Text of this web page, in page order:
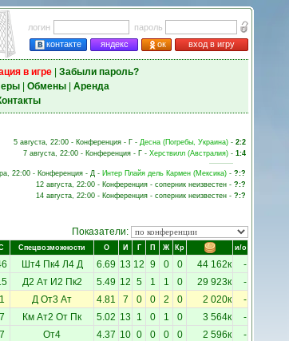
логин
пароль
контакте
яндекс ок вход в игру
в игре| Забыли пароль?
| Обмены| Аренда
5 августа, 22:00 - Конференция - Г - Десна (Погребы, Украина) - 2:2
7 августа, 22:00 - Конференция - Г - Херствилл (Австралия) - 1:4
22:00 - Конференция - Д - Интер Плайя дель Кармен (Мексика) - ?:?
12 августа, 22:00 - Конференция - соперник неизвестен - ?:?
14 августа, 22:00 - Конференция - соперник неизвестен - ?:?
Показатели:
Спецвозможности О И Г П Ж Кр и/о
Шт4 Пк4 Л4 Д 6.69 13 12 9 0 0 44 162к -
Д2 Ат И2 Пк2 5.49 12 5 1 1 0 29 923к -
Д От3 Ат 4.81 7 0 0 2 0 2 020к -
Км Ат2 От Пк 5.02 13 1 0 1 0 3 564к -
От4 4.37 10 0 0 0 0 2 596к -